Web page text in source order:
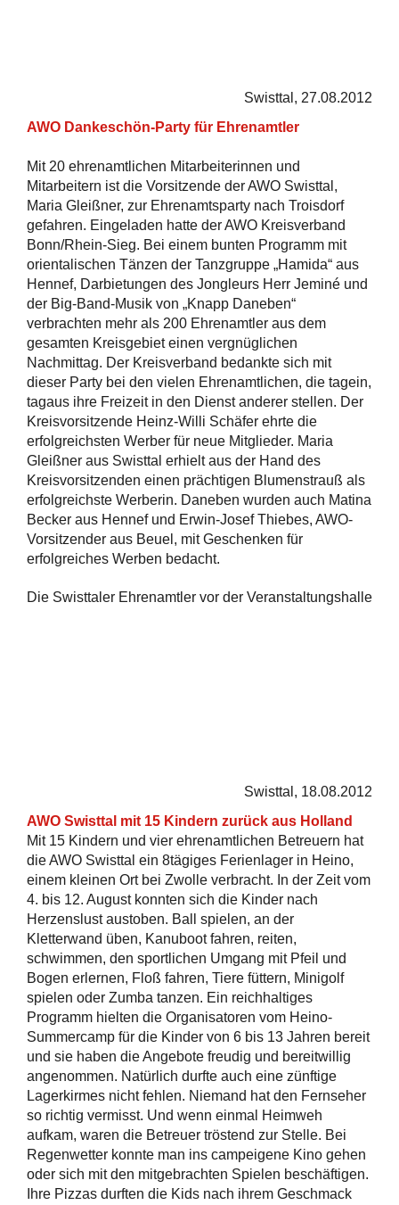
Blumenstrauß an
Maria Gleißner
Swisttal, 27.08.2012
AWO Dankeschön-Party für Ehrenamtler
Mit 20 ehrenamtlichen Mitarbeiterinnen und
Mitarbeitern ist die Vorsitzende der AWO Swisttal,
Maria Gleißner, zur Ehrenamtsparty nach Troisdorf
gefahren. Eingeladen hatte der AWO Kreisverband
Bonn/Rhein-Sieg. Bei einem bunten Programm mit
orientalischen Tänzen der Tanzgruppe „Hamida“ aus
Hennef, Darbietungen des Jongleurs Herr Jeminé und
der Big-Band-Musik von „Knapp Daneben“
verbrachten mehr als 200 Ehrenamtler aus dem
gesamten Kreisgebiet einen vergnüglichen
Nachmittag. Der Kreisverband bedankte sich mit
dieser Party bei den vielen Ehrenamtlichen, die tagein,
tagaus ihre Freizeit in den Dienst anderer stellen. Der
Kreisvorsitzende Heinz-Willi Schäfer ehrte die
erfolgreichsten Werber für neue Mitglieder. Maria
Gleißner aus Swisttal erhielt aus der Hand des
Kreisvorsitzenden einen prächtigen Blumenstrauß als
erfolgreichste Werberin. Daneben wurden auch Matina
Becker aus Hennef und Erwin-Josef Thiebes, AWO-
Vorsitzender aus Beuel, mit Geschenken für
erfolgreiches Werben bedacht.
Die Swisttaler Ehrenamtler vor der Veranstaltungshalle
Betreuer
bei einer
Wanderung
durch die
Flure
Swisttal, 18.08.2012
AWO Swisttal mit 15 Kindern zurück aus Holland
Mit 15 Kindern und vier ehrenamtlichen Betreuern hat
die AWO Swisttal ein 8tägiges Ferienlager in Heino,
einem kleinen Ort bei Zwolle verbracht. In der Zeit vom
4. bis 12. August konnten sich die Kinder nach
Herzenslust austoben. Ball spielen, an der
Kletterwand üben, Kanuboot fahren, reiten,
schwimmen, den sportlichen Umgang mit Pfeil und
Bogen erlernen, Floß fahren, Tiere füttern, Minigolf
spielen oder Zumba tanzen. Ein reichhaltiges
Programm hielten die Organisatoren vom Heino-
Summercamp für die Kinder von 6 bis 13 Jahren bereit
und sie haben die Angebote freudig und bereitwillig
angenommen. Natürlich durfte auch eine zünftige
Lagerkirmes nicht fehlen. Niemand hat den Fernseher
so richtig vermisst. Und wenn einmal Heimweh
aufkam, waren die Betreuer tröstend zur Stelle. Bei
Regenwetter konnte man ins campeigene Kino gehen
oder sich mit den mitgebrachten Spielen beschäftigen.
Ihre Pizzas durften die Kids nach ihrem Geschmack